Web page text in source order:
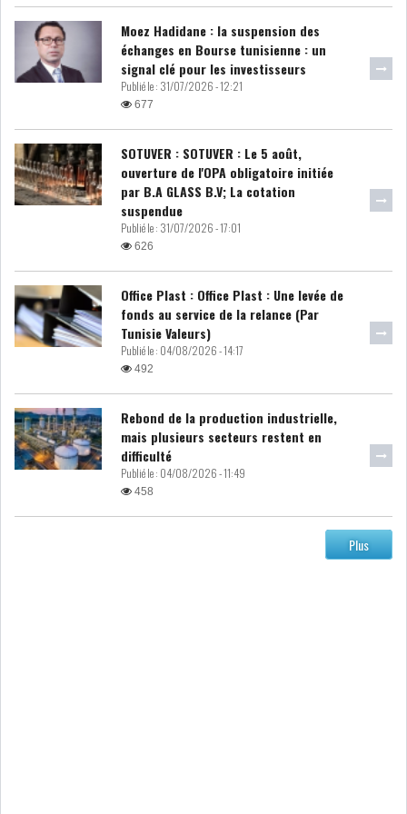
DIVERS
ASSEMBLÉE DES
REPRÉSENTANTS DU
PEUPLE (ARP)
SAIED LIMOGE LA MINISTRE DE
L'INDUS...
SLAH ZOUARI NOMMÉ
MINISTRE DE L'ÉQU...
SARRA ZAAFRANI ZENZRI
MICHKET SLAMA KHALDI
REMPLACE SIHEM BOUG...
Moez Hadidane : la suspension des
échanges en Bourse tunisienne : un
signal clé pour les investisseurs
Publié le : 31/07/2026 - 12:21
677
SOTUVER : SOTUVER : Le 5 août,
ouverture de l'OPA obligatoire initiée
par B.A GLASS B.V; La cotation
suspendue
Publié le : 31/07/2026 - 17:01
626
Office Plast : Office Plast : Une levée de
fonds au service de la relance (Par
Tunisie Valeurs)
Publié le : 04/08/2026 - 14:17
492
Rebond de la production industrielle,
mais plusieurs secteurs restent en
difficulté
Publié le : 04/08/2026 - 11:49
458
Plus